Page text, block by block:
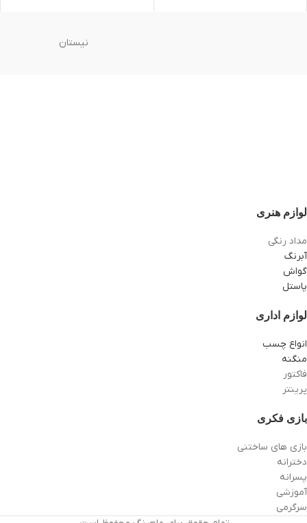
نیستان
لوازم هنری
مداد رنگی
آبرنگ
گواش
پاستل
لوازم اداری
انواع چسب
منگنه
فاکتور
پرینتر
بازی فکری
بازی های ساختنی
دخترانه
پسرانه
آموزشی
سرگرمی